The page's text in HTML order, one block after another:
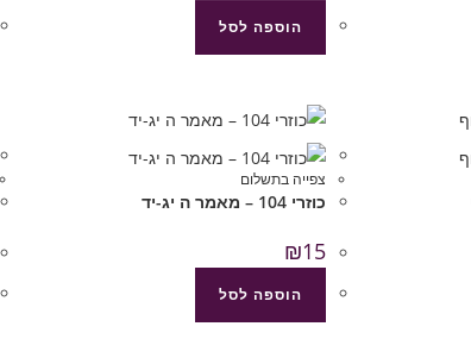
הוספה לסל
צפייה בתשלום
כוזרי 104 – מאמר ה יג-יד
₪15
הוספה לסל